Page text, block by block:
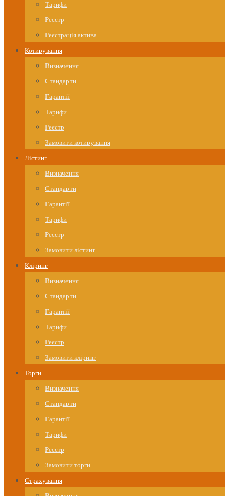
Тарифи
Реєстр
Реєстрація актива
Котирування
Визначення
Стандарти
Гарантії
Тарифи
Реєстр
Замовити котирування
Лістинг
Визначення
Стандарти
Гарантії
Тарифи
Реєстр
Замовити лістинг
Кліринг
Визначення
Стандарти
Гарантії
Тарифи
Реєстр
Замовити кліринг
Торги
Визначення
Стандарти
Гарантії
Тарифи
Реєстр
Замовити торги
Страхування